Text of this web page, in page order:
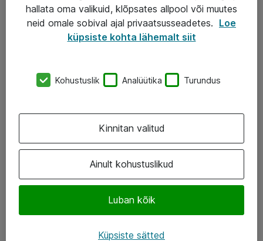
AS ATEA
+372 659 3591
Järvevana tee 7b, 10112 Tallinn
Facebook
hallata oma valikuid, klõpsates allpool või muutes
neid omale sobival ajal privaatsusseadetes. Loe
küpsiste kohta lähemalt siit
Kohustuslik Analüütika Turundus
Ainult kohustuslikud
Luban kõik
Kinnitan valitud
Küpsiste sätted